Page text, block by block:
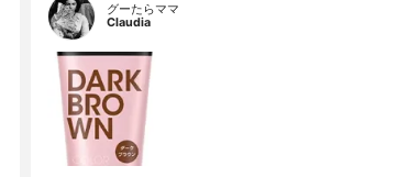
グーたらママ
Claudia